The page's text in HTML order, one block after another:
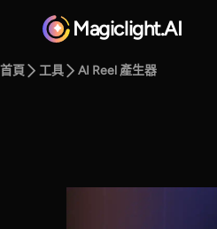
Magiclight.AI
首頁 工具 AI Reel 產生器